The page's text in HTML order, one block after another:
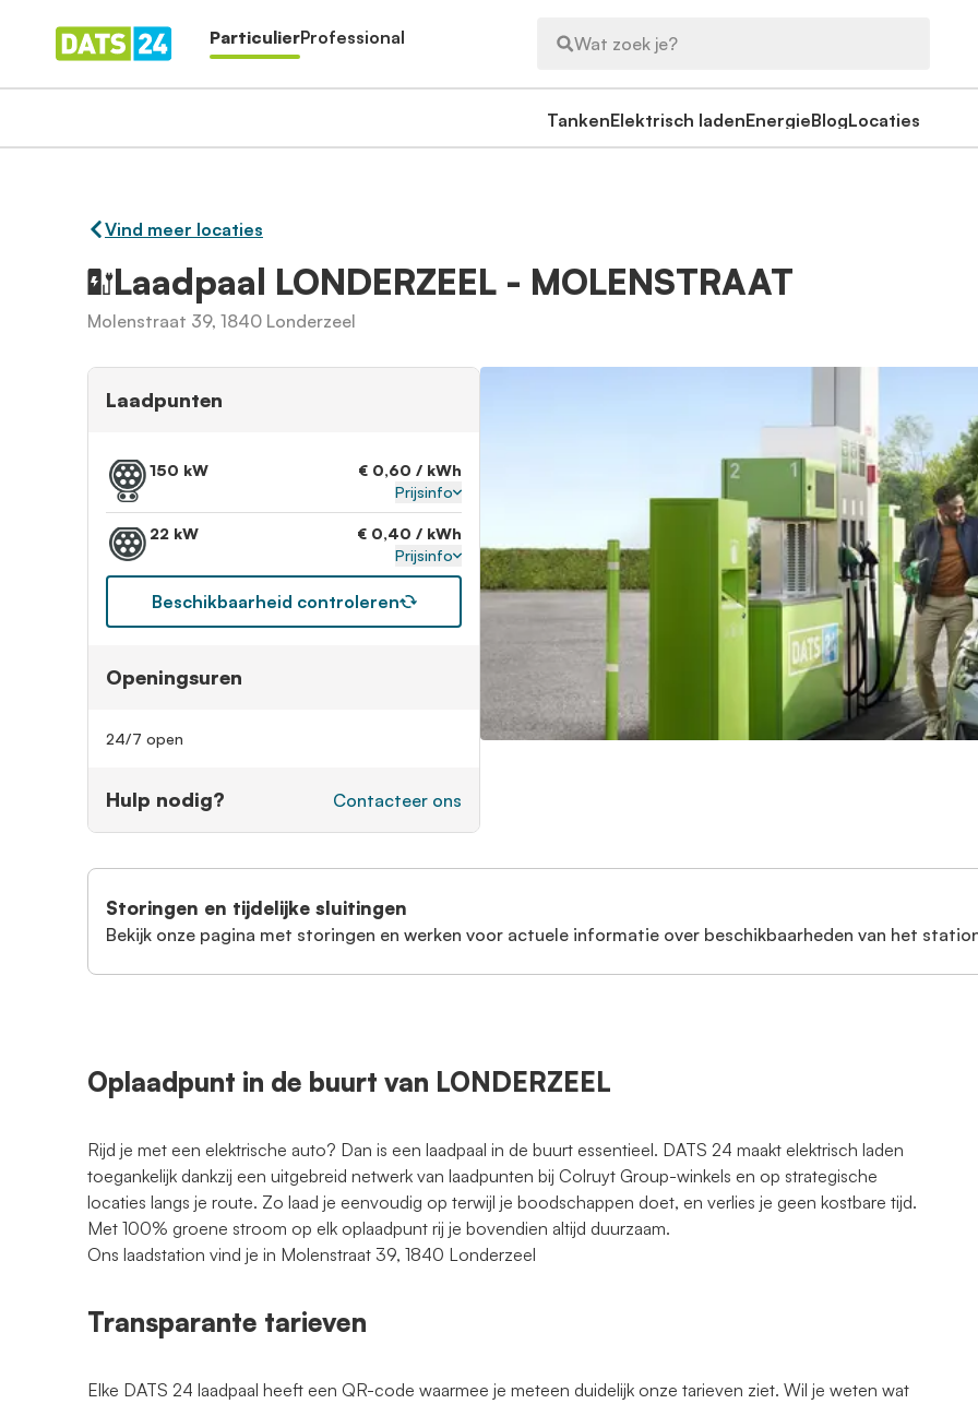
ParticulierProfessional Wat zoek je?
TankenElektrisch ladenEnergieBlogLocaties
Vind meer locaties
Laadpaal LONDERZEEL - MOLENSTRAAT
Molenstraat 39, 1840 Londerzeel
Laadpunten
150 kW
€ 0,60 / kWh
Prijsinfo
22 kW
€ 0,40 / kWh
Prijsinfo
Beschikbaarheid controleren
Openingsuren
24/7 open
Hulp nodig? Contacteer ons
Storingen en tijdelijke sluitingen
Bekijk onze pagina met storingen en werken voor actuele informatie over beschikbaarheden van het
Oplaadpunt in de buurt van LONDERZEEL
Rijd je met een elektrische auto? Dan is een laadpaal in de buurt essentieel. DATS 24 maakt elektrisch laden
toegankelijk dankzij een uitgebreid netwerk van laadpunten bij Colruyt Group-winkels en op strategische
locaties langs je route. Zo laad je eenvoudig op terwijl je boodschappen doet, en verlies je geen kostbare tijd.
Met 100% groene stroom op elk oplaadpunt rij je bovendien altijd duurzaam.
Ons laadstation vind je in Molenstraat 39, 1840 Londerzeel
Transparante tarieven
Elke DATS 24 laadpaal heeft een QR-code waarmee je meteen duidelijk onze tarieven ziet. Wil je weten wat